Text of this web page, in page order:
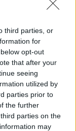
third parties, or
for
opt-out
that after your
seeing
utilized by
parties prior to
the further
parties on the
may